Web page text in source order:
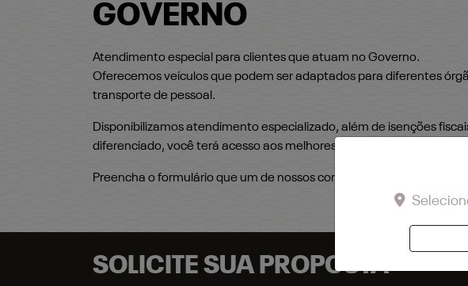
GOVERNO
Atendimento especial para clientes que atuam no Governo.
Oferecemos veículos que podem ser adaptados para diferentes
transporte de pessoal.
Disponibilizamos atendimento especializado, além de isenções
diferenciado, você terá acesso aos melhores veículos, com toda a
Preencha o formulário que um de nossos consultores entrará em
SOLICITE SUA PROPOSTA